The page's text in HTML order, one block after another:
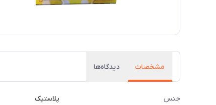
مشخصات دیدگاه‌ها
جنس پلاستیک